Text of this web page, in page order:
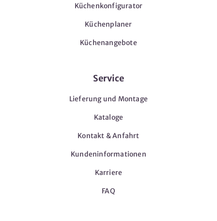
Küchenkonfigurator
Küchenplaner
Küchenangebote
Service
Lieferung und Montage
Kataloge
Kontakt & Anfahrt
Kundeninformationen
Karriere
FAQ